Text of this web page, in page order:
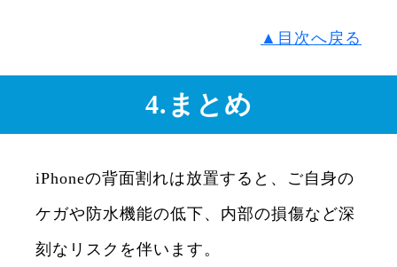
▲目次へ戻る
4.まとめ
iPhoneの背面割れは放置すると、ご自身の
ケガや防水機能の低下、内部の損傷など深
刻なリスクを伴います。